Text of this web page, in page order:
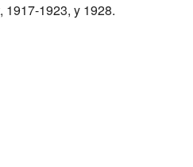
1917-1923, y 1928.